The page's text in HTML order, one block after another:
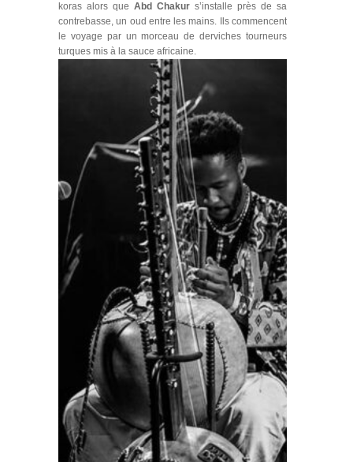
koras alors que Abd Chakur s’installe près de sa
contrebasse, un oud entre les mains. Ils commencent
le voyage par un morceau de derviches tourneurs
turques mis à la sauce africaine.